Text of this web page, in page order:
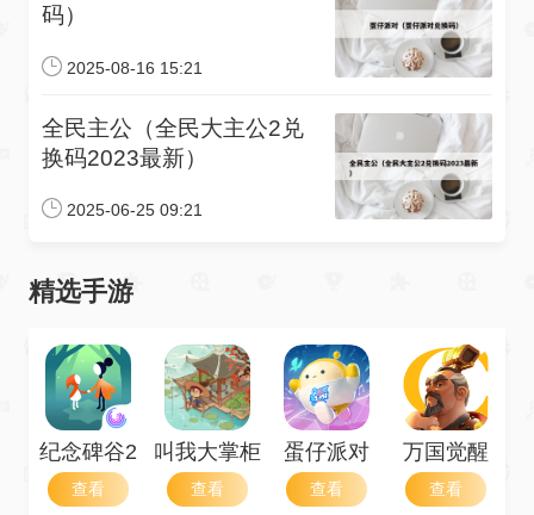
码）
2025-08-16 15:21
全民主公（全民大主公2兑
换码2023最新）
2025-06-25 09:21
精选手游
纪念碑谷2
查看
叫我大掌柜
查看
蛋仔派对
查看
万国觉醒
查看